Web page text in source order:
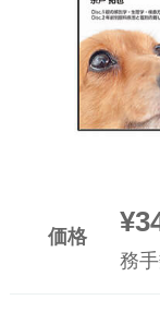
価格
務